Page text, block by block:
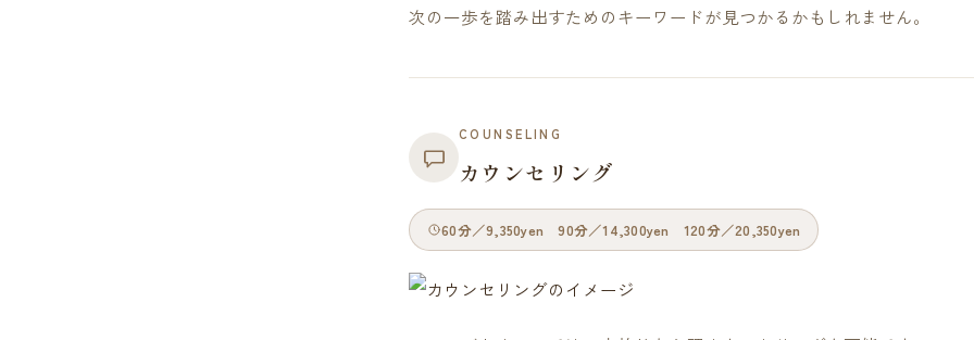
次の一歩を踏み出すためのキーワードが見つかるかもしれません。
COUNSELING
カウンセリング
60分／9,350yen 90分／14,300yen 120分／20,350yen